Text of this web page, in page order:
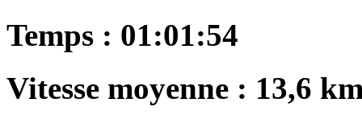
Temps : 01:01:54
Vitesse moyenne : 13,6